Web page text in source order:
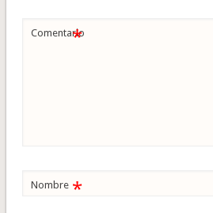
Comentario
*
Nombre *